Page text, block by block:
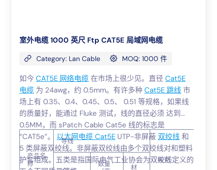
室外电缆 1000 英尺 Ftp CAT5E 局域网电缆
Category: Lan Cable MOQ: 1000 件
如今 CAT5E 网络电缆 在市场上很少见。直径 Cat5E
电缆 为 24awg，约 0.5mm。有许多种 Cat5E 跳线 市
场上有 0.35、0.4、0.45、0.5、 0.51 等规格，如果线
的质量好，能通过 Fluke 测试，线的直径必须 达到
0.5MM，而 sPatch Cable Cat5e 线的标志是
“CAT5e”。 以太网电缆 Cat5E UTP-非屏蔽 双绞线 和
5 类屏蔽双绞线。非屏蔽双绞线由多个双绞线对和塑料
护套组成。五类是指国际电气工业协会为双绞线定义的
产品名
称
导线
夹克
数量
材